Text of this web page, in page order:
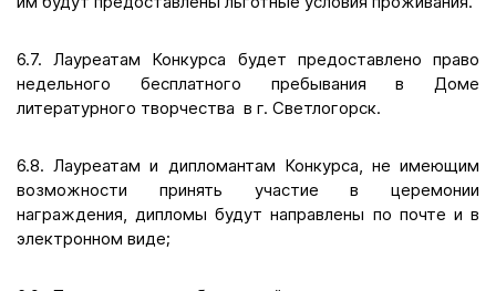
6.7. Лауреатам Конкурса будет предоставлено право
недельного бесплатного пребывания в Доме
литературного творчества в г. Светлогорск.
6.8. Лауреатам и дипломантам Конкурса, не имеющим
возможности принять участие в церемонии
награждения, дипломы будут направлены по почте и в
электронном виде;